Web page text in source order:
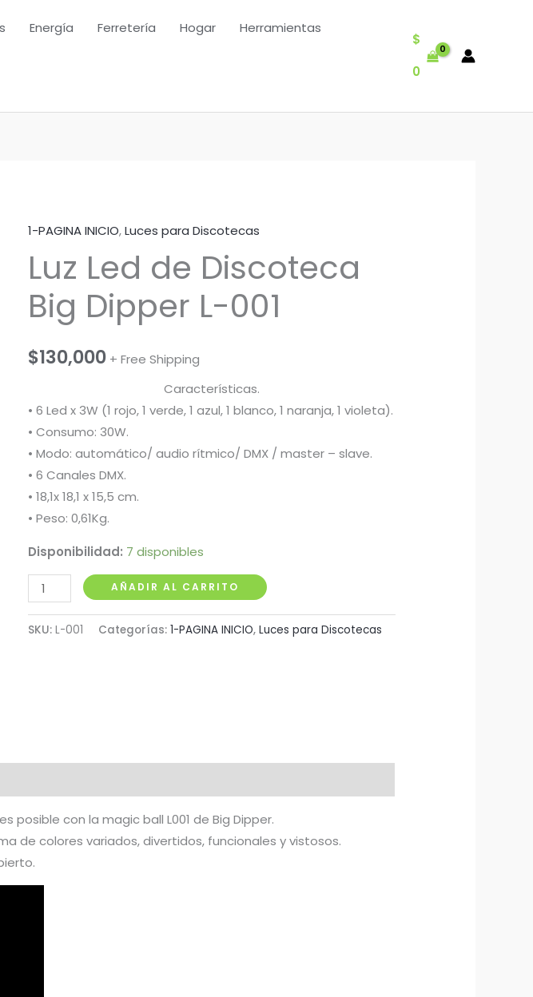
Energía Ferretería Hogar Herramientas
$
0
1-PAGINA INICIO,Luces para Discotecas
Luz Led de Discoteca
Big Dipper L-001
$130,000 + Free Shipping
Características.
• 6 Led x 3W (1 rojo, 1 verde, 1 azul, 1 blanco, 1 naranja, 1 violeta).
• Consumo: 30W.
• Modo: automático/ audio rítmico/ DMX / master – slave.
• 6 Canales DMX.
• 18,1x 18,1 x 15,5 cm.
• Peso: 0,61Kg.
Disponibilidad: 7 disponibles
Luz
Led
de
AÑADIR AL CARRITO
SKU: L-001 Categorías: 1-PAGINA INICIO, Luces para Discotecas
con la magic ball L001 de Big Dipper.
de colores variados, divertidos, funcionales y vistosos.